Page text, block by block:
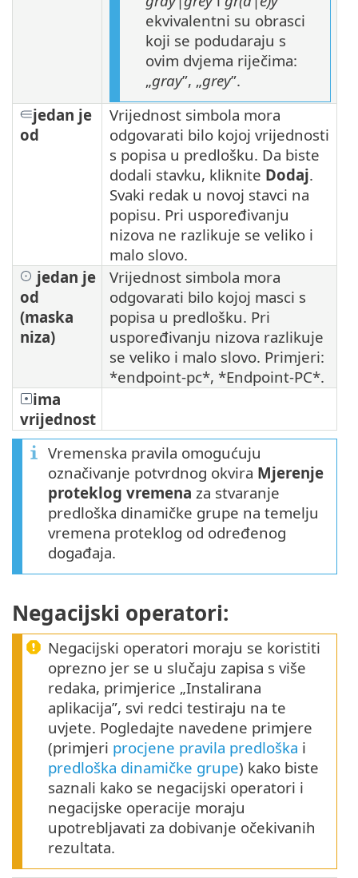
ekvivalentni su obrasci
koji se podudaraju s
ovim dvjema riječima:
„gray”, „grey”.
jedan je
od
Vrijednost simbola mora
odgovarati bilo kojoj vrijednosti
s popisa u predlošku. Da biste
dodali stavku, kliknite Dodaj.
Svaki redak u novoj stavci na
popisu. Pri uspoređivanju
nizova ne razlikuje se veliko i
malo slovo.
jedan je
od
(maska
niza)
Vrijednost simbola mora
odgovarati bilo kojoj masci s
popisa u predlošku. Pri
uspoređivanju nizova razlikuje
se veliko i malo slovo. Primjeri:
*endpoint-pc*, *Endpoint-PC*.
ima
vrijednost
Vremenska pravila omogućuju
označivanje potvrdnog okvira Mjerenje
proteklog vremena za stvaranje
predloška dinamičke grupe na temelju
vremena proteklog od određenog
događaja.
Negacijski operatori:
Negacijski operatori moraju se koristiti
oprezno jer se u slučaju zapisa s više
redaka, primjerice „Instalirana
aplikacija”, svi redci testiraju na te
uvjete. Pogledajte navedene primjere
(primjeri procjene pravila predloška i
predloška dinamičke grupe) kako biste
saznali kako se negacijski operatori i
negacijske operacije moraju
upotrebljavati za dobivanje očekivanih
rezultata.